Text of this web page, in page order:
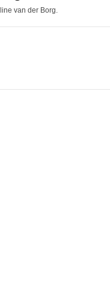
van der Borg.